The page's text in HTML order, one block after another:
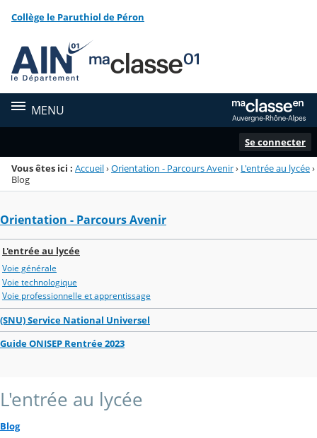
Menu de la rubrique
Contenu
Collège le Paruthiol de Péron
MENU
Se connecter
Vous êtes ici : Accueil›Orientation - Parcours Avenir› L'entrée au lycée›
Blog
Orientation - Parcours Avenir
L'entrée au lycée
Voie générale
Voie technologique
Voie professionnelle et apprentissage
(SNU) Service National Universel
Guide ONISEP Rentrée 2023
L'entrée au lycée
Blog